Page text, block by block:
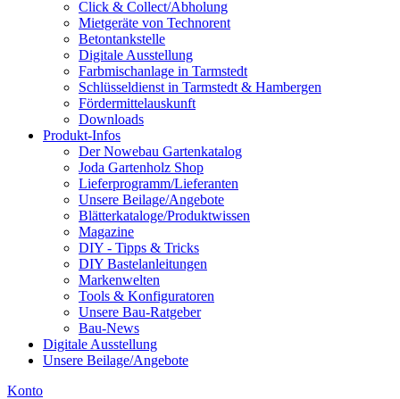
Click & Collect/Abholung
Mietgeräte von Technorent
Betontankstelle
Digitale Ausstellung
Farbmischanlage in Tarmstedt
Schlüsseldienst in Tarmstedt & Hambergen
Fördermittelauskunft
Downloads
Produkt-Infos
Der Nowebau Gartenkatalog
Joda Gartenholz Shop
Lieferprogramm/Lieferanten
Unsere Beilage/Angebote
Blätterkataloge/Produktwissen
Magazine
DIY - Tipps & Tricks
DIY Bastelanleitungen
Markenwelten
Tools & Konfiguratoren
Unsere Bau-Ratgeber
Bau-News
Digitale Ausstellung
Unsere Beilage/Angebote
Konto